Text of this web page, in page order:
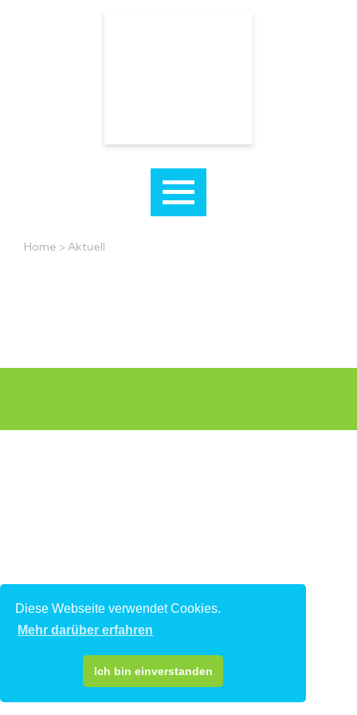
Diese Webseite verwendet Cookies.
Mehr darüber erfahren
Ich bin einverstanden
Home >Aktuell